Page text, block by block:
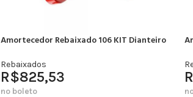
Amortecedor Rebaixado 106 KIT Dianteiro
Rebaixados
R$825,53
no boleto